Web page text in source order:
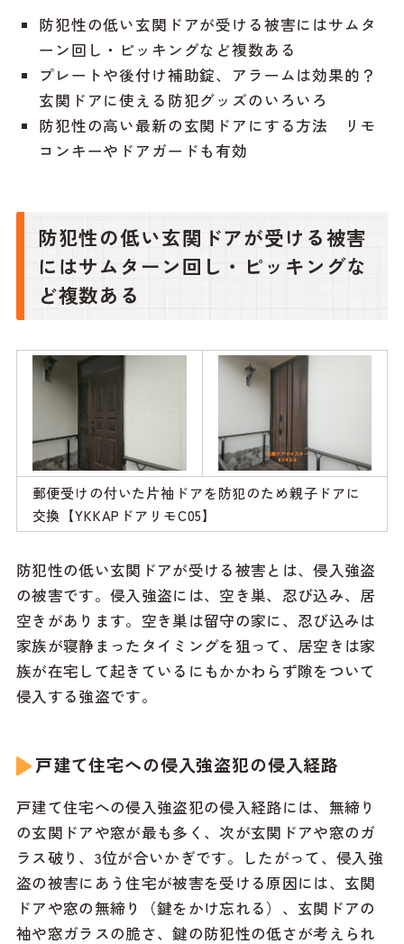
防犯性の低い玄関ドアが受ける被害にはサムタ
ーン回し・ピッキングなど複数ある
プレートや後付け補助錠、アラームは効果的？
玄関ドアに使える防犯グッズのいろいろ
防犯性の高い最新の玄関ドアにする方法 リモ
コンキーやドアガードも有効
防犯性の低い玄関ドアが受ける被害
にはサムターン回し・ピッキングな
ど複数ある
郵便受けの付いた片袖ドアを防犯のため親子ドアに
交換【YKKAPドアリモC05】
防犯性の低い玄関ドアが受ける被害とは、侵入強盗
の被害です。侵入強盗には、空き巣、忍び込み、居
空きがあります。空き巣は留守の家に、忍び込みは
家族が寝静まったタイミングを狙って、居空きは家
族が在宅して起きているにもかかわらず隙をついて
侵入する強盗です。
戸建て住宅への侵入強盗犯の侵入経路
戸建て住宅への侵入強盗犯の侵入経路には、無締り
の玄関ドアや窓が最も多く、次が玄関ドアや窓のガ
ラス破り、3位が合いかぎです。したがって、侵入強
盗の被害にあう住宅が被害を受ける原因には、玄関
ドアや窓の無締り（鍵をかけ忘れる）、玄関ドアの
袖や窓ガラスの脆さ、鍵の防犯性の低さが考えられ